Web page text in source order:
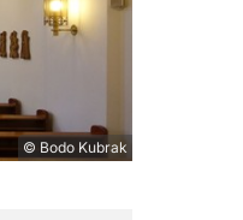
© Bodo Kubrak